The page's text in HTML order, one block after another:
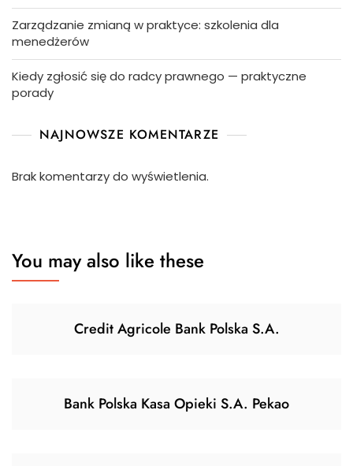
Zarządzanie zmianą w praktyce: szkolenia dla
menedżerów
Kiedy zgłosić się do radcy prawnego — praktyczne
porady
NAJNOWSZE KOMENTARZE
Brak komentarzy do wyświetlenia.
You may also like these
Credit Agricole Bank Polska S.A.
Bank Polska Kasa Opieki S.A. Pekao